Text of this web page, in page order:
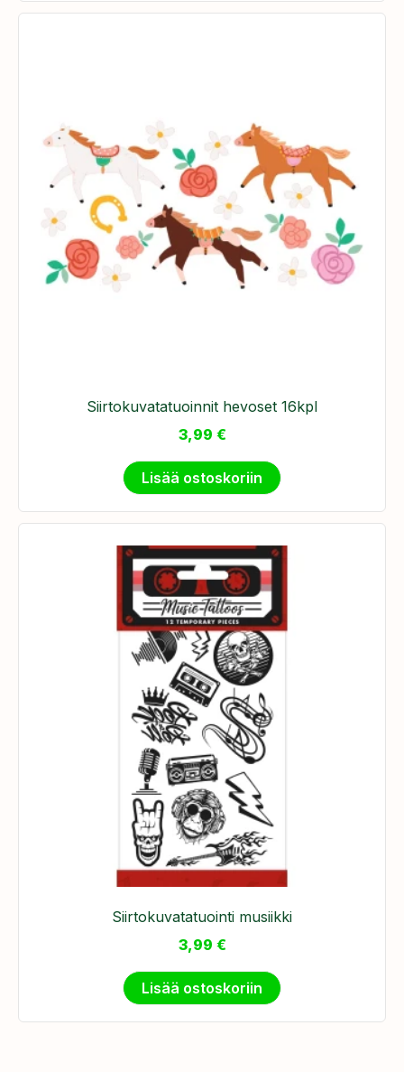
Siirtokuvatatuoinnit hevoset 16kpl
3,99 €
Lisää ostoskoriin
Siirtokuvatatuointi musiikki
3,99 €
Lisää ostoskoriin